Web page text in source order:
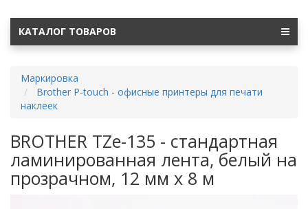
КАТАЛОГ ТОВАРОВ
Маркировка
Brother P-touch - офисные принтеры для печати
наклеек
BROTHER TZe-135 - стандартная
ламинированная лента, белый на
прозрачном, 12 мм х 8 м